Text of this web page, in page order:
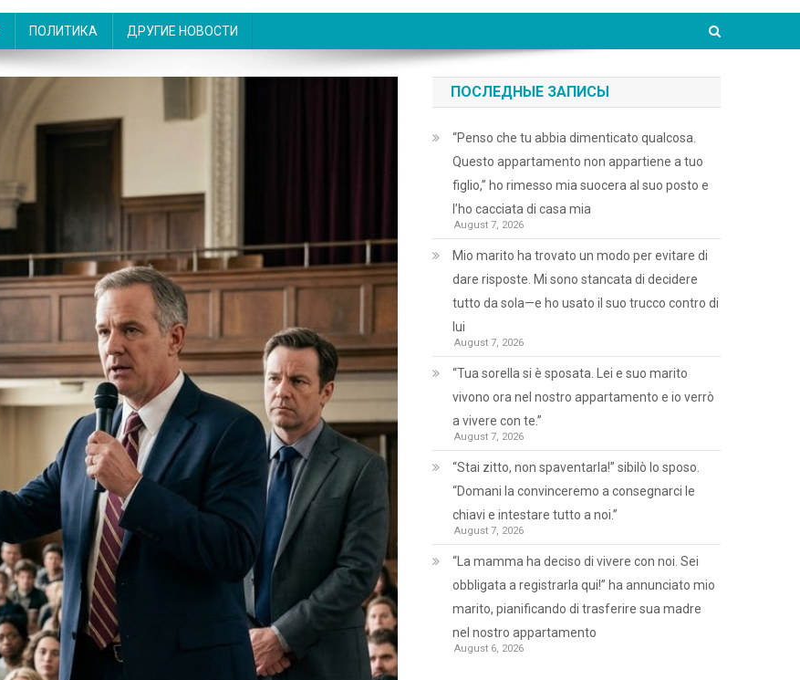
ПОЛИТИКА ДРУГИЕ НОВОСТИ
ПОСЛЕДНЫЕ ЗАПИСЫ
“Penso che tu abbia dimenticato qualcosa.
Questo appartamento non appartiene a tuo
figlio,” ho rimesso mia suocera al suo posto e
l’ho cacciata di casa mia
August 7, 2026
Mio marito ha trovato un modo per evitare di
dare risposte. Mi sono stancata di decidere
tutto da sola—e ho usato il suo trucco contro di
lui
August 7, 2026
“Tua sorella si è sposata. Lei e suo marito
vivono ora nel nostro appartamento e io verrò
a vivere con te.”
August 7, 2026
“Stai zitto, non spaventarla!” sibilò lo sposo.
“Domani la convinceremo a consegnarci le
chiavi e intestare tutto a noi.”
August 7, 2026
“La mamma ha deciso di vivere con noi. Sei
obbligata a registrarla qui!” ha annunciato mio
marito, pianificando di trasferire sua madre
nel nostro appartamento
August 6, 2026